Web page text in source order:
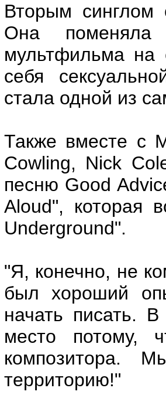
Вторым синглом
Она
мультфильма на
себя
стала одной из
Также вместе с
Cowling, Nick
песню Good
Aloud", которая
Underground".
"Я, конечно, не
был хороший
начать писать.
место потому,
композитора.
территорию!"